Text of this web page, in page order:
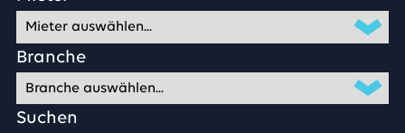
Branche
Suchen